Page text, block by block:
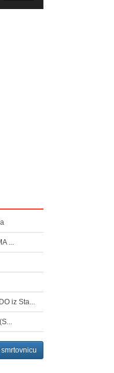
Gore/Dole
...
iz Sta...